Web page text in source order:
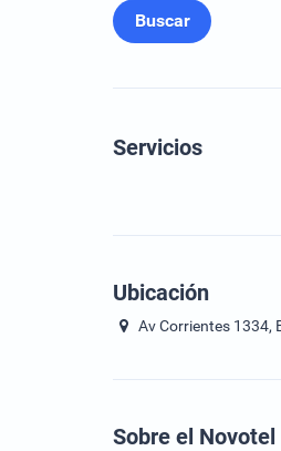
Buscar
Servicios
Ubicación
Av Corrientes 1334,
Sobre el